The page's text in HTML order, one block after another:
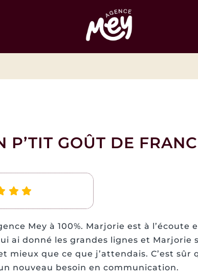
P’TIT GOÛT DE
Mey à 100%. Marjorie est à l’écoute
ai donné les grandes lignes et Marjorie
mieux que ce que j’attendais. C’est sûr
un nouveau besoin en communication.